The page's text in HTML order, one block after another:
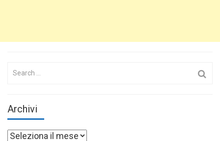
Search
Archivi
Archivi